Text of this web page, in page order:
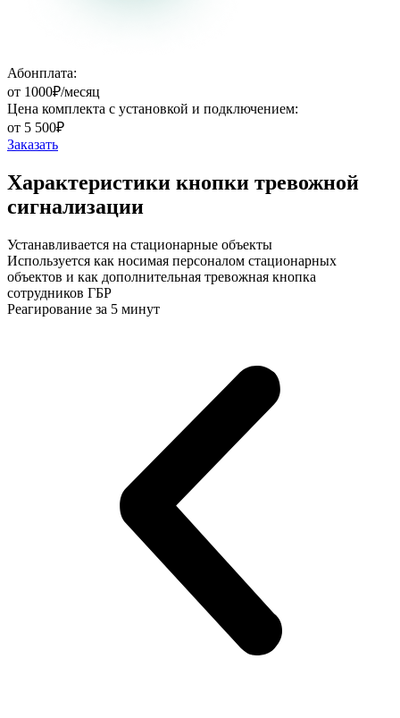
Абонплата:
от 1000₽/месяц
Цена комплекта с установкой и подключением:
от 5 500₽
Заказать
Характеристики кнопки тревожной
сигнализации
Устанавливается на стационарные объекты
Используется как носимая персоналом стационарных
объектов и как дополнительная тревожная кнопка
сотрудников ГБР
Реагирование за 5 минут